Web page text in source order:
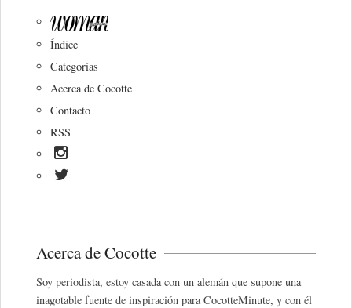
Índice
Categorías
Acerca de Cocotte
Contacto
RSS
Acerca de Cocotte
Soy periodista, estoy casada con un alemán que supone una
inagotable fuente de inspiración para CocotteMinute, y con él